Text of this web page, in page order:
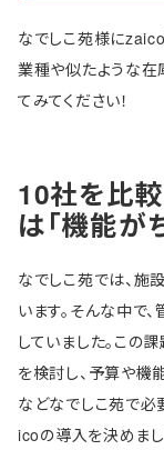
なでしこ苑様に
業種や似たような
てみてください！
10社を比
は「機能が
なでしこ苑では、施
います。そんな中で
していました。この
を検討し、予算や機
などなでしこ苑で必
icoの導入を決めまし